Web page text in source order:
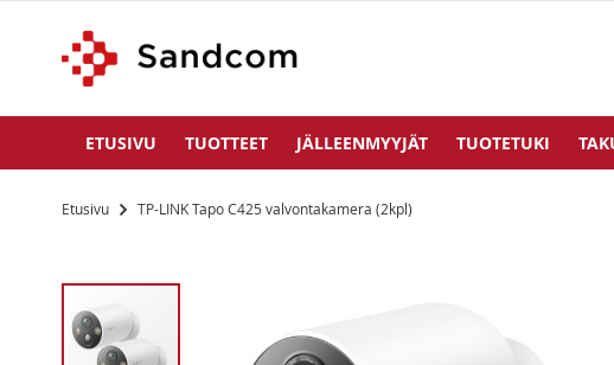
ETUSIVU TUOTTEET JÄLLEENMYYJÄT TUOTETUKI
Etusivu TP-LINK Tapo C425 valvontakamera (2kpl)
Siirry
kuvagallerian
loppuun